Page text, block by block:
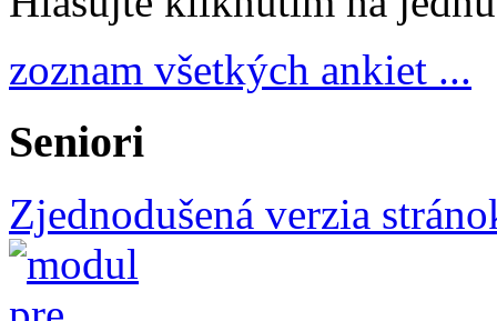
zoznam všetkých ankiet ...
Seniori
Zjednodušená verzia